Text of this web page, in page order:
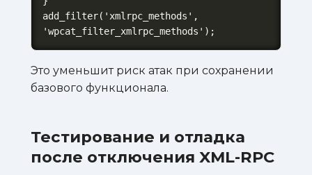
add_filter('xmlrpc_methods',
'wpcat_filter_xmlrpc_methods');
Это уменьшит риск атак при сохранении
базового функционала.
Тестирование и отладка
после отключения XML-RPC